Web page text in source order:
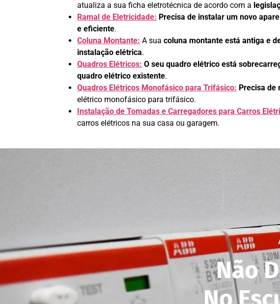
atualiza a sua ficha eletrotécnica de acordo com a
Ramal de Eletricidade: Precisa de instalar um novo
e eficiente.
Coluna Montante: A sua coluna montante está antiga e
instalação elétrica.
Quadros Elétricos: O seu quadro elétrico está
quadro elétrico existente.
Quadros Elétricos Monofásico para Trifásico: Precisa de
elétrico monofásico para trifásico.
Instalação de Tomadas e Carregadores para Carros
carros elétricos na sua casa ou garagem.
Não